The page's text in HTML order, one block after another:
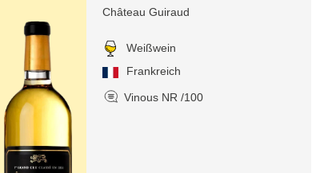
Château Guiraud
Weißwein
Frankreich
Vinous NR /100